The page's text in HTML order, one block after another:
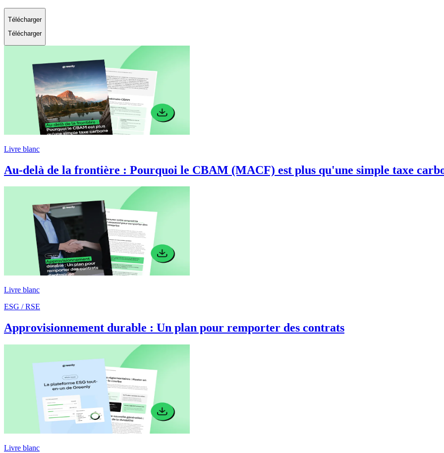
Télécharger
Télécharger
Livre blanc
Au-delà de la frontière : Pourquoi le CBAM (MACF) est plus qu'une simple taxe
Livre blanc
ESG / RSE
Approvisionnement durable : Un plan pour remporter des contrats
Livre blanc